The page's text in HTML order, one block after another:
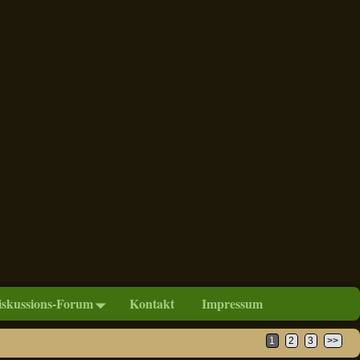
Forum Kontakt Impressum
1 2 3 >>